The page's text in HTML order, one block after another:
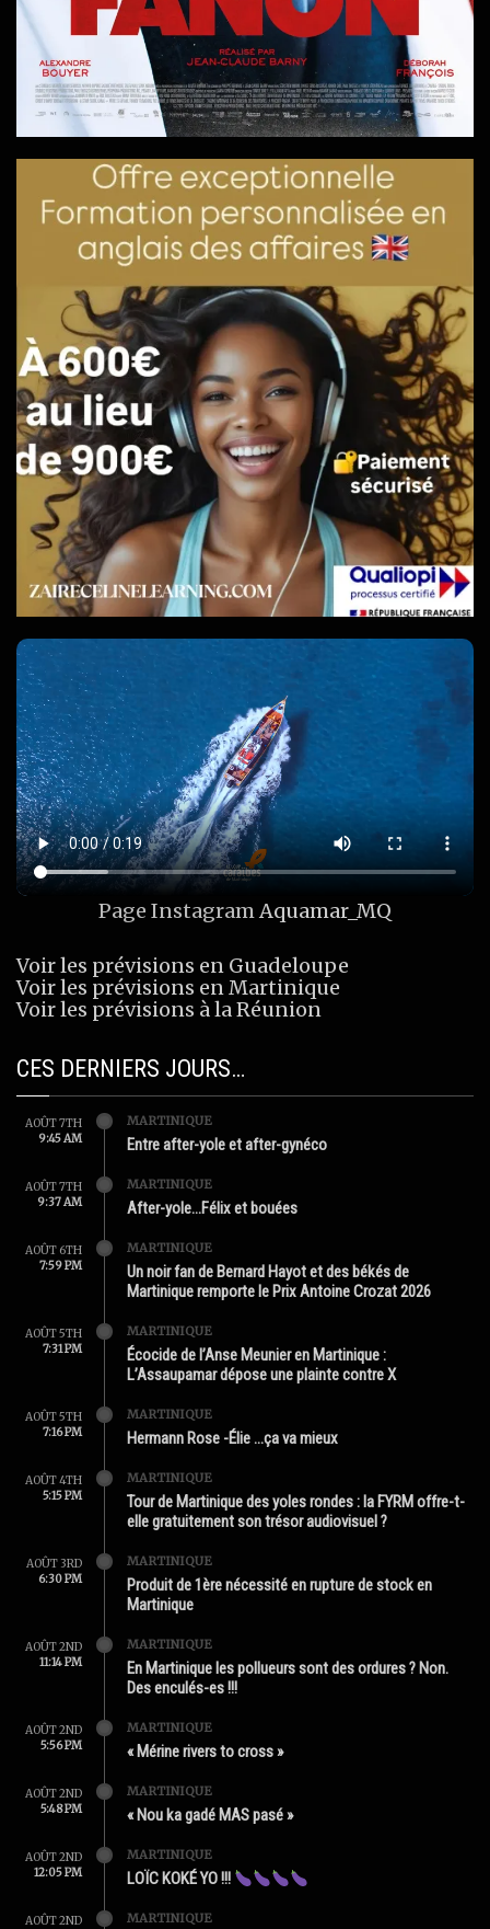
Page InstagramAquamar_MQ
Voir les prévisions en Guadeloupe
Voir les prévisions en Martinique
Voir les prévisions à la Réunion
CES DERNIERS JOURS…
AOÛT 7TH
9:45 AM
MARTINIQUE
Entre after-yole et after-gynéco
AOÛT 7TH
9:37 AM
MARTINIQUE
After-yole…Félix et bouées
AOÛT 6TH
7:59 PM
MARTINIQUE
Un noir fan de Bernard Hayot et des békés de
Martinique remporte le Prix Antoine Crozat 2026
AOÛT 5TH
7:31 PM
MARTINIQUE
Écocide de l’Anse Meunier en Martinique :
L’Assaupamar dépose une plainte contre X
AOÛT 5TH
7:16 PM
MARTINIQUE
Hermann Rose -Élie …ça va mieux
AOÛT 4TH
5:15 PM
MARTINIQUE
Tour de Martinique des yoles rondes : la FYRM offre-t-
elle gratuitement son trésor audiovisuel ?
AOÛT 3RD
6:30 PM
MARTINIQUE
Produit de 1ère nécessité en rupture de stock en
Martinique
AOÛT 2ND
11:14 PM
MARTINIQUE
En Martinique les pollueurs sont des ordures ? Non.
Des enculés-es !!!
AOÛT 2ND
5:56 PM
MARTINIQUE
« Mérine rivers to cross »
AOÛT 2ND
5:48 PM
MARTINIQUE
« Nou ka gadé MAS pasé »
AOÛT 2ND
12:05 PM
MARTINIQUE
LOÏC KOKÉ YO !!!
AOÛT 2ND MARTINIQUE